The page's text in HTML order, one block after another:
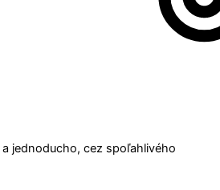
jednoducho, cez spoľahlivého